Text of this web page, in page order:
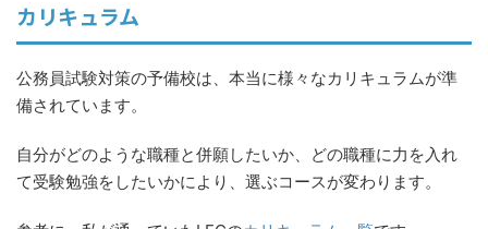
カリキュラム
公務員試験対策の予備校は、本当に様々なカリキュラムが準
備されています。
自分がどのような職種と併願したいか、どの職種に力を入れ
て受験勉強をしたいかにより、選ぶコースが変わります。